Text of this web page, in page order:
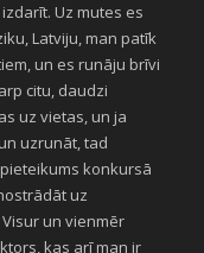
Uz mutes es
Latviju, man patīk
un es runāju brīvi
citu, daudzi
uz vietas, un ja
uzrunāt, tad
konkursā
uz
un vienmēr
kas arī man ir